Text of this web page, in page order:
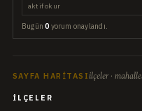
aktif okur
Bugün0 yorum onaylandı.
SAYFA HARITASI ilçeler ·
İLÇELER